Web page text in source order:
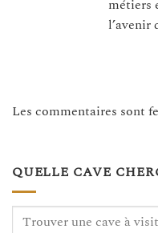
métiers
l’avenir
Les commentaires sont
QUELLE CAVE